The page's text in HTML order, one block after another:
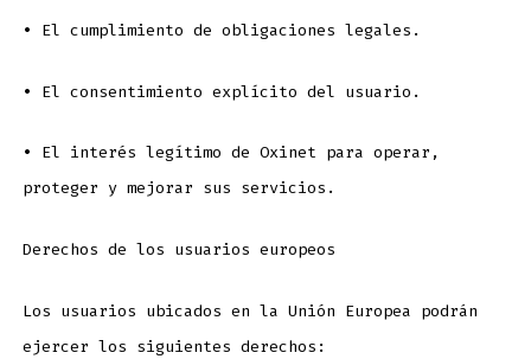
• El cumplimiento de obligaciones legales.
• El consentimiento explícito del usuario.
• El interés legítimo de Oxinet para operar,
proteger y mejorar sus servicios.
Derechos de los usuarios europeos
Los usuarios ubicados en la Unión Europea podrán
ejercer los siguientes derechos: